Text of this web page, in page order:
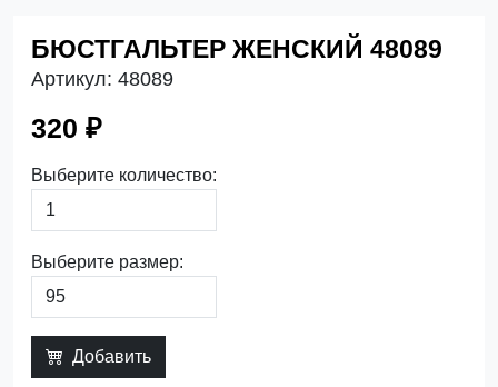
БЮСТГАЛЬТЕР ЖЕНСКИЙ 48089
Артикул: 48089
320 ₽
Выберите количество:
Выберите размер:
Добавить